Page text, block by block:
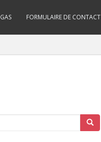
FORMULAIRE DE CONTACT